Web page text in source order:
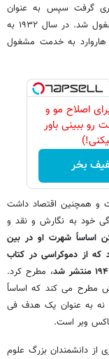
درجه دکتری گرفت سپس به عنوان
اقتصاددان در دانشگاه های اتریش و آلمان به کار مشغول شد. در سال ۱۹۳۲ به
هاروارد به خدمت مشغول
اصلاح مو و
ببینی باور
بخر
و همچنین اقتصاد داشت
زندگی خود به نگارش و نقد و
اساساً شهرت او در بین
که از دموکراسی در کتاب
، مطرح کرد.
مطرح می کند که اساساً
نه به عنوان یک هدف فی
وبر است.
از دانشمندان بزرگ علوم